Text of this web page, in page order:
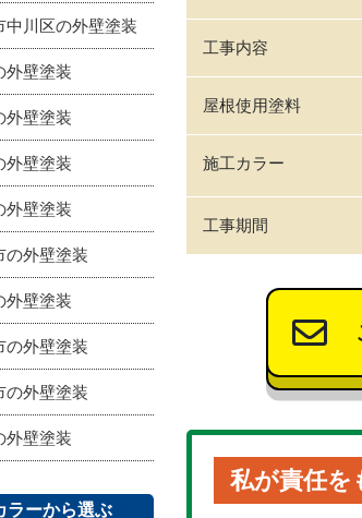
工事内容
屋根使用塗料
施工カラー
工事期間
私が責任を
中川区の外壁塗装
外壁塗装
外壁塗装
外壁塗装
外壁塗装
の外壁塗装
外壁塗装
の外壁塗装
の外壁塗装
外壁塗装
ラーから選ぶ